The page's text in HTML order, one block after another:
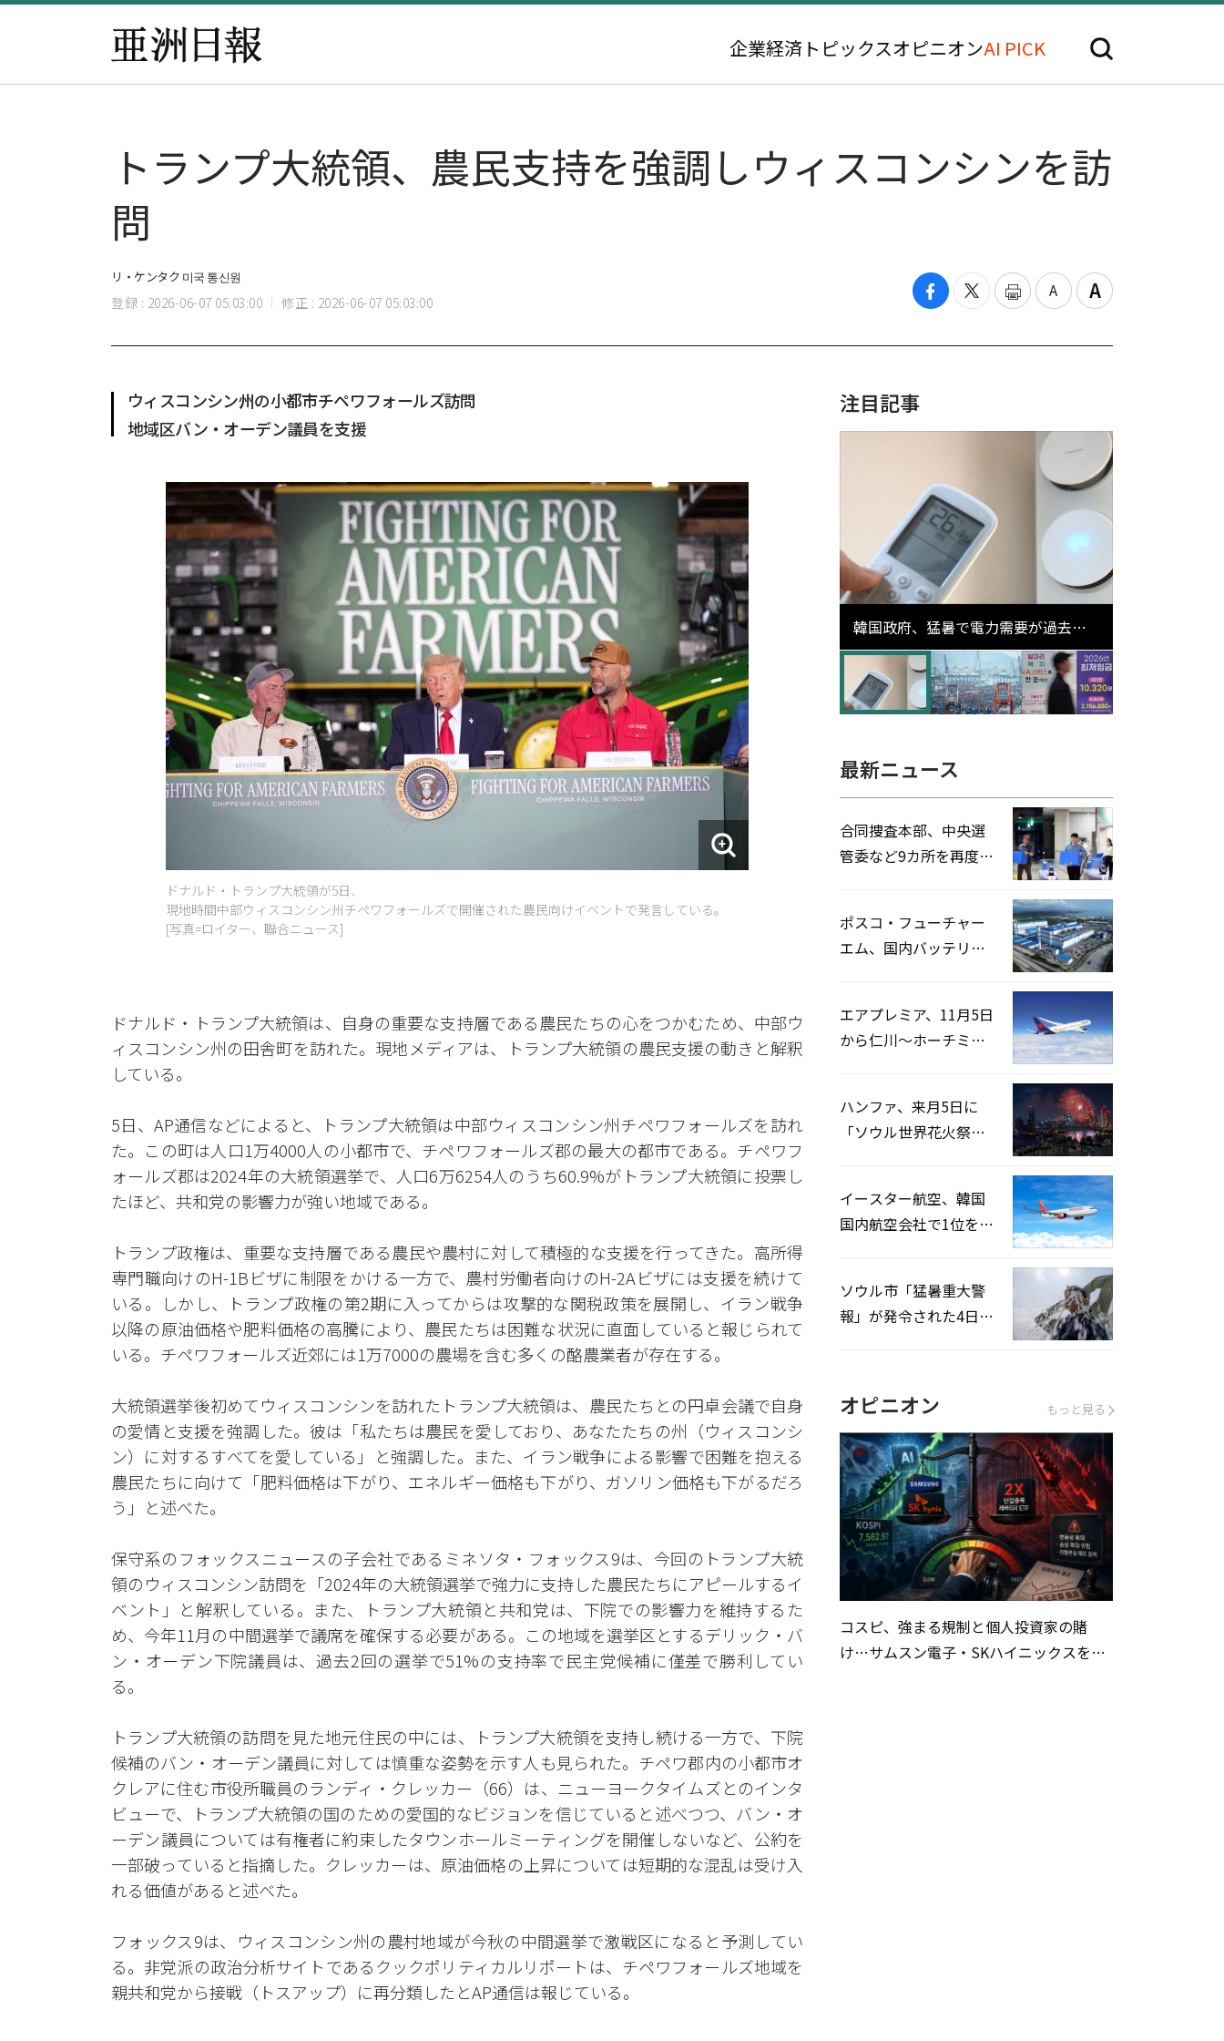
企業経済 トピックスオピニオンAI PICK
トランプ大統領、農民支持を強調しウィスコンシンを訪
問
リ・ケンタク 미국 통신원
登録 : 2026-06-07 05:03:00 修正 : 2026-06-07 05:03:00
ウィスコンシン州の小都市チペワフォールズ訪問
地域区バン・オーデン議員を支援
ドナルド・トランプ大統領が5日、
現地時間中部ウィスコンシン州チペワフォールズで開催された農民向けイベントで発言している。
[写真=ロイター、聯合ニュース]
ドナルド・トランプ大統領は、自身の重要な支持層である農民たちの心をつかむため、中部ウ
ィスコンシン州の田舎町を訪れた。現地メディアは、トランプ大統領の農民支援の動きと解釈
している。
5日、AP通信などによると、トランプ大統領は中部ウィスコンシン州チペワフォールズを訪れ
た。この町は人口1万4000人の小都市で、チペワフォールズ郡の最大の都市である。チペワフ
ォールズ郡は2024年の大統領選挙で、人口6万6254人のうち60.9%がトランプ大統領に投票し
たほど、共和党の影響力が強い地域である。
トランプ政権は、重要な支持層である農民や農村に対して積極的な支援を行ってきた。高所得
専門職向けのH-1Bビザに制限をかける一方で、農村労働者向けのH-2Aビザには支援を続けて
いる。しかし、トランプ政権の第2期に入ってからは攻撃的な関税政策を展開し、イラン戦争
以降の原油価格や肥料価格の高騰により、農民たちは困難な状況に直面していると報じられて
いる。チペワフォールズ近郊には1万7000の農場を含む多くの酪農業者が存在する。
大統領選挙後初めてウィスコンシンを訪れたトランプ大統領は、農民たちとの円卓会議で自身
の愛情と支援を強調した。彼は「私たちは農民を愛しており、あなたたちの州（ウィスコンシ
ン）に対するすべてを愛している」と強調した。また、イラン戦争による影響で困難を抱える
農民たちに向けて「肥料価格は下がり、エネルギー価格も下がり、ガソリン価格も下がるだろ
う」と述べた。
保守系のフォックスニュースの子会社であるミネソタ・フォックス9は、今回のトランプ大統
領のウィスコンシン訪問を「2024年の大統領選挙で強力に支持した農民たちにアピールするイ
ベント」と解釈している。また、トランプ大統領と共和党は、下院での影響力を維持するた
め、今年11月の中間選挙で議席を確保する必要がある。この地域を選挙区とするデリック・バ
ン・オーデン下院議員は、過去2回の選挙で51%の支持率で民主党候補に僅差で勝利してい
る。
トランプ大統領の訪問を見た地元住民の中には、トランプ大統領を支持し続ける一方で、下院
候補のバン・オーデン議員に対しては慎重な姿勢を示す人も見られた。チペワ郡内の小都市オ
クレアに住む市役所職員のランディ・クレッカー（66）は、ニューヨークタイムズとのインタ
ビューで、トランプ大統領の国のための愛国的なビジョンを信じていると述べつつ、バン・オ
ーデン議員については有権者に約束したタウンホールミーティングを開催しないなど、公約を
一部破っていると指摘した。クレッカーは、原油価格の上昇については短期的な混乱は受け入
れる価値があると述べた。
フォックス9は、ウィスコンシン州の農村地域が今秋の中間選挙で激戦区になると予測してい
る。非党派の政治分析サイトであるクックポリティカルリポートは、チペワフォールズ地域を
親共和党から接戦（トスアップ）に再分類したとAP通信は報じている。
注目記事
韓国政府、猛暑で電力需要が過去最
高更新の可能性に需給対応体制を点
検
最新ニュース
合同捜査本部、中央選
管委など9カ所を再度家
ポスコ・フューチャー
エム、国内バッテリー
エアプレミア、11月5日
から仁川〜ホーチミン
ハンファ、来月5日に
「ソウル世界花火祭り
イースター航空、韓国
国内航空会社で1位を記
ソウル市「猛暑重大警
報」が発令された4日、
オピニオン もっと見る
コスピ、強まる規制と個人投資家の賭
け…サムスン電子・SKハイニックスを巡